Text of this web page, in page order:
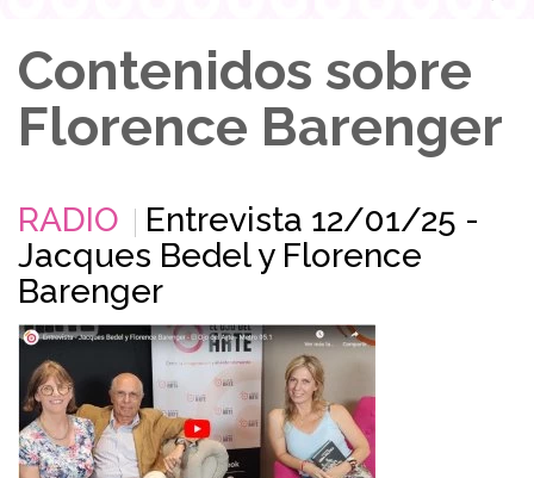
Contenidos sobre
Florence Barenger
RADIO
Entrevista 12/01/25 -
Jacques Bedel y Florence
Barenger